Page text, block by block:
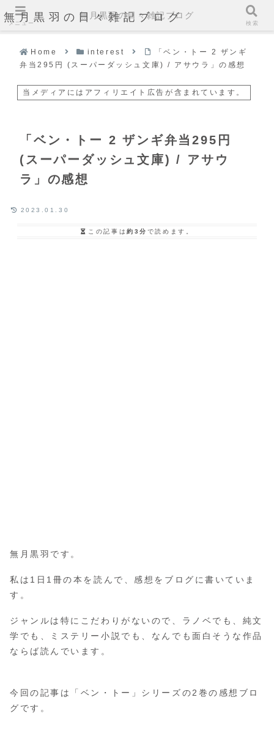
無月黒羽の日々雑記ブログ
Home interest
「ベン・トー 2 ザンギ
弁当295円 (スーパーダッシュ文庫) / アサウラ」の感想
当メディアにはアフィリエイト広告が含まれています。
「ベン・トー 2 ザンギ弁当295円
(スーパーダッシュ文庫) / アサウ
ラ」の感想
2023.01.30
この記事は約3分 で読めます。
無月黒羽です。
私は1日1冊の本を読んで、感想をブログに書いていま
す。
ジャンルは特にこだわりがないので、ラノベでも、純文
学でも、ミステリー小説でも、なんでも面白そうな作品
ならば読んでいます。
今回の記事は「ベン・トー」シリーズの2巻の感想ブロ
グです。
メニュー
無月黒羽の日々雑記ブログ
検索